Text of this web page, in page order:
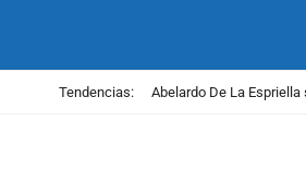
Tendencias: Abelardo De La